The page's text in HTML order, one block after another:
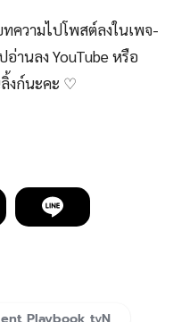
ความไปโพสต์ลงในเพจ-
านลง YouTube หรือ
งก์นะคะ ♡